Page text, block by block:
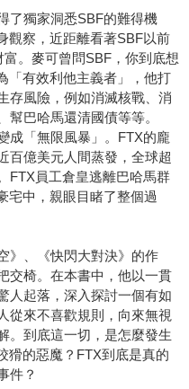
了獨家洞悉SBF的難得機
觀察，近距離看著SBF以前
。麥可曾問SBF，你到底想
「有效利他主義者」，他打
存風險，例如消滅核戰、消
巴哈馬還清國債等等。
成「無限風暴」。FTX的龐
百億美元人間蒸發，全球超
FTX員工倉皇逃離巴哈馬群
宅中，親眼目睹了整個過
》、《快閃大對決》的作
交椅。在本書中，他以一貫
人起落，深入探討一個有如
來不喜歡規則，向來無視
。到底這一切，是怎麼發生
猾的惡魔？FTX到底是真的
件？